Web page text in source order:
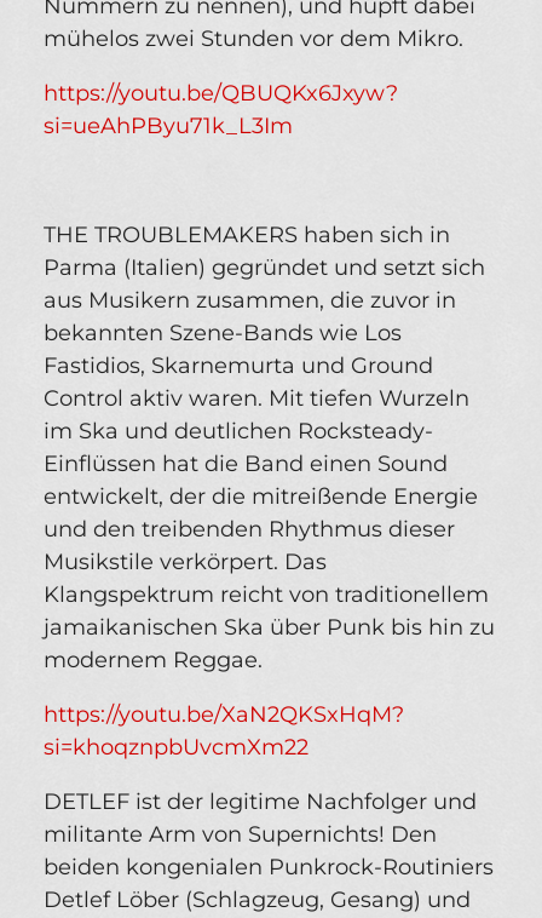
Nummern zu nennen), und hüpft dabei
mühelos zwei Stunden vor dem Mikro.
https://youtu.be/QBUQKx6Jxyw?
si=ueAhPByu71k_L3Im
THE TROUBLEMAKERS haben sich in
Parma (Italien) gegründet und setzt sich
aus Musikern zusammen, die zuvor in
bekannten Szene-Bands wie Los
Fastidios, Skarnemurta und Ground
Control aktiv waren. Mit tiefen Wurzeln
im Ska und deutlichen Rocksteady-
Einflüssen hat die Band einen Sound
entwickelt, der die mitreißende Energie
und den treibenden Rhythmus dieser
Musikstile verkörpert. Das
Klangspektrum reicht von traditionellem
jamaikanischen Ska über Punk bis hin zu
modernem Reggae.
https://youtu.be/XaN2QKSxHqM?
si=khoqznpbUvcmXm22
DETLEF ist der legitime Nachfolger und
militante Arm von Supernichts! Den
beiden kongenialen Punkrock-Routiniers
Detlef Löber (Schlagzeug, Gesang) und